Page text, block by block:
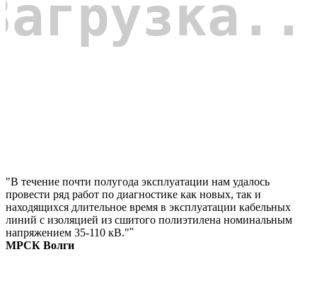
"В течение почти полугода эксплуатации нам удалось
провести ряд работ по диагностике как новых, так и
находящихся длительное время в эксплуатации кабельных
линий с изоляцией из сшитого полиэтилена номинальным
напряжением 35-110 кВ.""
МРСК Волги